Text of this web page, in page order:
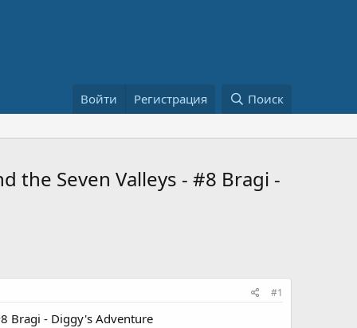
Войти Регистрация Поиск
the Seven Valleys - #8 Bragi -
#1
Bragi - Diggy's Adventure